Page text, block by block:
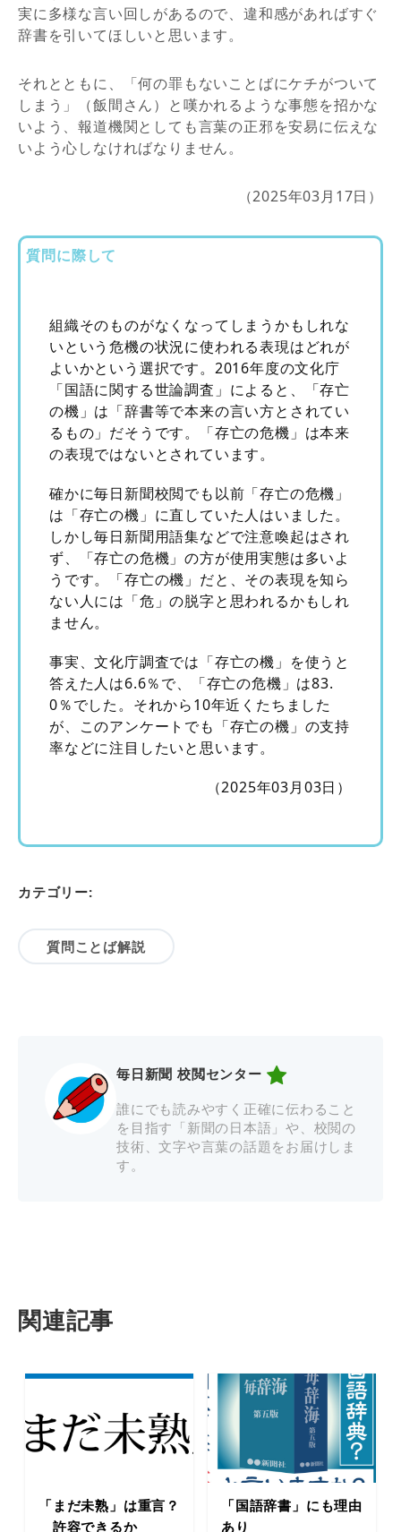
実に多様な言い回しがあるので、違和感があればすぐ
辞書を引いてほしいと思います。
それとともに、「何の罪もないことばにケチがついて
しまう」（飯間さん）と嘆かれるような事態を招かな
いよう、報道機関としても言葉の正邪を安易に伝えな
いよう心しなければなりません。
（2025年03月17日）
質問に際して
組織そのものがなくなってしまうかもしれな
いという危機の状況に使われる表現はどれが
よいかという選択です。2016年度の文化庁
「国語に関する世論調査」によると、「存亡
の機」は「辞書等で本来の言い方とされてい
るもの」だそうです。「存亡の危機」は本来
の表現ではないとされています。
確かに毎日新聞校閲でも以前「存亡の危機」
は「存亡の機」に直していた人はいました。
しかし毎日新聞用語集などで注意喚起はされ
ず、「存亡の危機」の方が使用実態は多いよ
うです。「存亡の機」だと、その表現を知ら
ない人には「危」の脱字と思われるかもしれ
ません。
事実、文化庁調査では「存亡の機」を使うと
答えた人は6.6％で、「存亡の危機」は83.
0％でした。それから10年近くたちました
が、このアンケートでも「存亡の機」の支持
率などに注目したいと思います。
（2025年03月03日）
カテゴリー:
質問ことば解説
毎日新聞 校閲センター
誰にでも読みやすく正確に伝わること
を目指す「新聞の日本語」や、校閲の
技術、文字や言葉の話題をお届けしま
す。
関連記事
「まだ未熟」は重言？
許容できるか
「国語辞書」にも理由
あり